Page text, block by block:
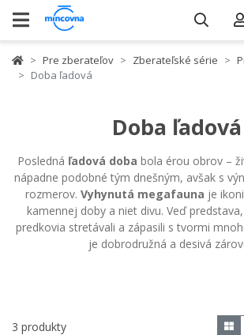
Pre zberateľov Zberateľské série
Doba ľadová
Doba ľadová
Posledná ľadová doba bola érou obrov –
nápadne podobné tým dnešným, avšak s
rozmerov. Vyhynutá megafauna je
kamennej doby a niet divu. Veď
predkovia stretávali a zápasili s tvormi
je dobrodružná a desivá
3 produkty